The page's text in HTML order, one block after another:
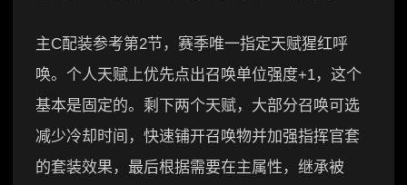
主C配装参考第2节，赛季唯一指定天赋猩红呼
唤。个人天赋上优先点出召唤单位强度+1，这个
基本是固定的。剩下两个天赋，大部分召唤可选
减少冷却时间，快速铺开召唤物并加强指挥官套
的套装效果，最后根据需要在主属性，继承被